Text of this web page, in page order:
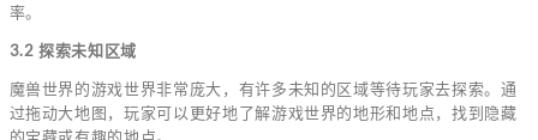
率。
3.2 探索未知区域
魔兽世界的游戏世界非常庞大，有许多未知的区域等待玩家去探索。通
过拖动大地图，玩家可以更好地了解游戏世界的地形和地点，找到隐藏
的宝藏或有趣的地点。